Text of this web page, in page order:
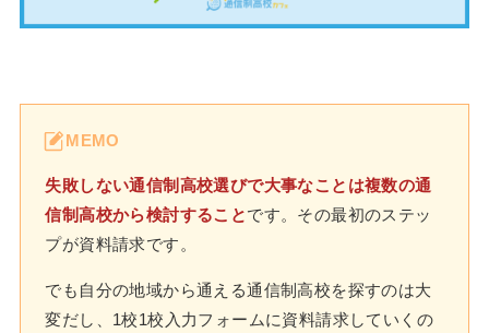
MEMO
失敗しない通信制高校選びで大事なことは複数の通
信制高校から検討することです。その最初のステッ
プが資料請求です。
でも自分の地域から通える通信制高校を探すのは大
変だし、1校1校入力フォームに資料請求していくの